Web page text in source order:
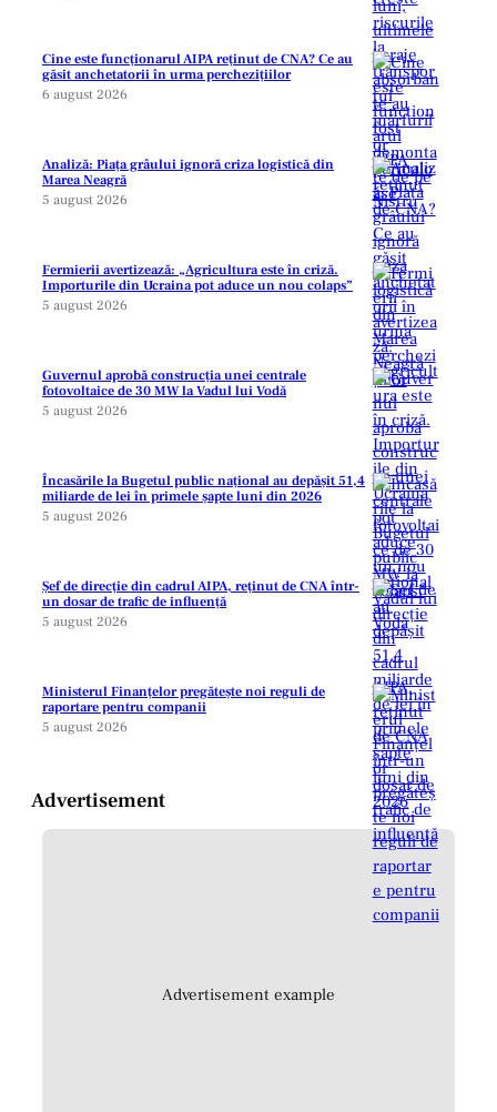
Cine este funcționarul AIPA reținut de CNA? Ce au
găsit anchetatorii în urma perchezițiilor
6 august 2026
Analiză: Piața grâului ignoră criza logistică din
Marea Neagră
5 august 2026
Fermierii avertizează: „Agricultura este în criză.
Importurile din Ucraina pot aduce un nou colaps”
5 august 2026
Guvernul aprobă construcția unei centrale
fotovoltaice de 30 MW la Vadul lui Vodă
5 august 2026
Încasările la Bugetul public național au depășit 51,4
miliarde de lei în primele șapte luni din 2026
5 august 2026
Șef de direcție din cadrul AIPA, reținut de CNA într-
un dosar de trafic de influență
5 august 2026
Ministerul Finanțelor pregătește noi reguli de
raportare pentru companii
5 august 2026
Advertisement
Advertisement example